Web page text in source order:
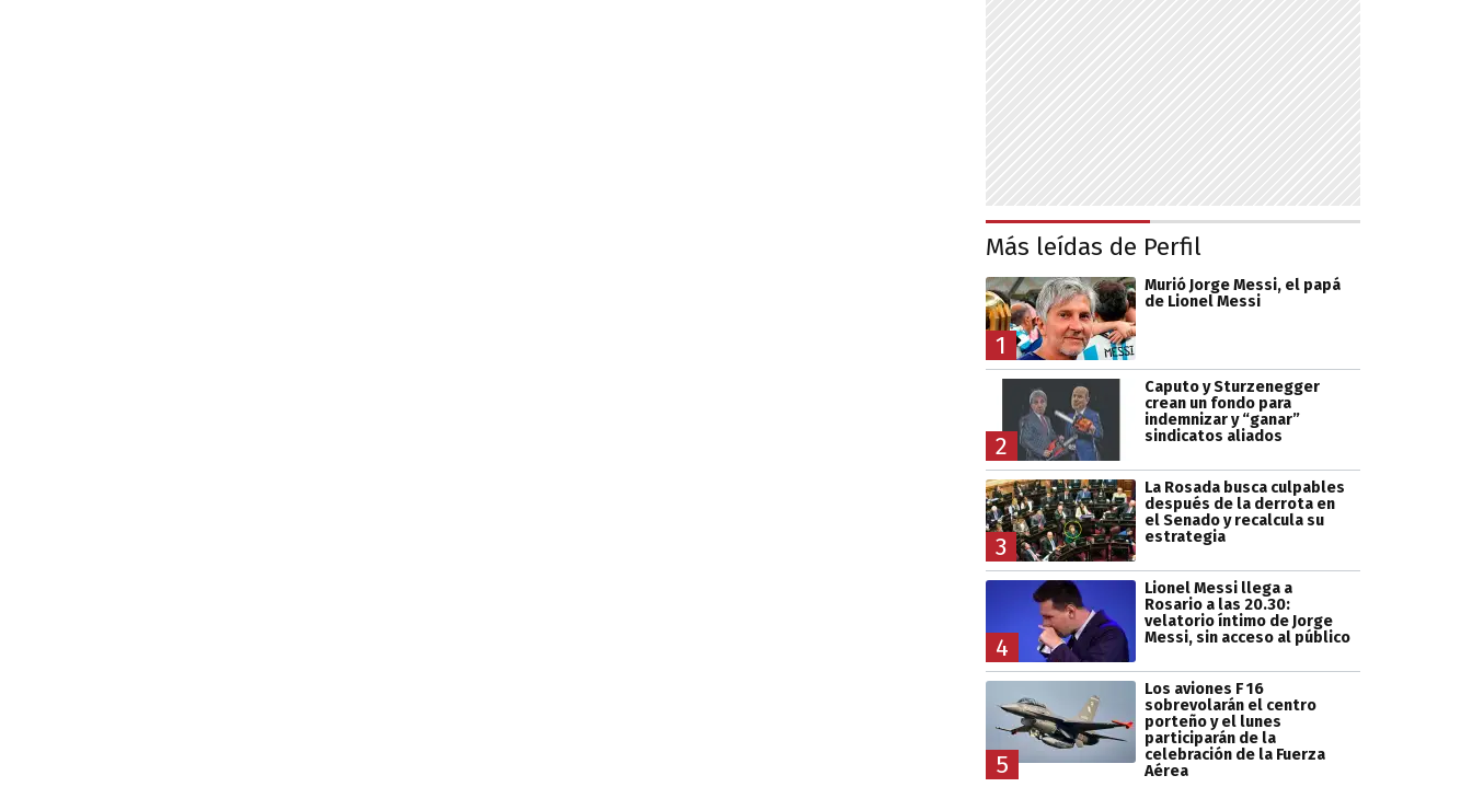
Más leídas de Perfil
1
Murió Jorge Messi, el papá
de Lionel Messi
2
Caputo y Sturzenegger
crean un fondo para
indemnizar y “ganar”
sindicatos aliados
3
La Rosada busca culpables
después de la derrota en
el Senado y recalcula su
estrategia
4
Lionel Messi llega a
Rosario a las 20.30:
velatorio íntimo de Jorge
Messi, sin acceso al público
5
Los aviones F 16
sobrevolarán el centro
porteño y el lunes
participarán de la
celebración de la Fuerza
Aérea